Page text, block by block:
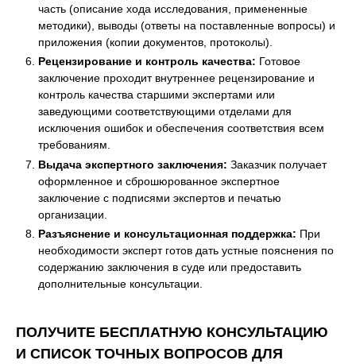
часть (описание хода исследования, примененные
методики), выводы (ответы на поставленные вопросы) и
приложения (копии документов, протоколы).
Рецензирование и контроль качества: Готовое
заключение проходит внутреннее рецензирование и
контроль качества старшими экспертами или
заведующими соответствующими отделами для
исключения ошибок и обеспечения соответствия всем
требованиям.
Выдача экспертного заключения: Заказчик получает
оформленное и сброшюрованное экспертное
заключение с подписями экспертов и печатью
организации.
Разъяснение и консультационная поддержка: При
необходимости эксперт готов дать устные пояснения по
содержанию заключения в суде или предоставить
дополнительные консультации.
ПОЛУЧИТЕ БЕСПЛАТНУЮ КОНСУЛЬТАЦИЮ
И СПИСОК ТОЧНЫХ ВОПРОСОВ ДЛЯ